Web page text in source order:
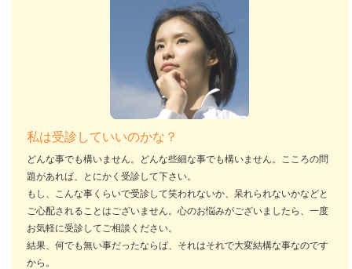
私は受診していいのかな？
どんな事でも構いません。どんな些細な事でも構いません。こころの問
題があれば、とにかく受診して下さい。
もし、こんな事くらいで受診して笑われないか、呆れられないかなどと
ご心配されることはございません。心のお悩みがございましたら、一度
お気軽に受診してご相談ください。
結果、何でも無い事だったならば、それはそれで大変結構な事なのです
から。